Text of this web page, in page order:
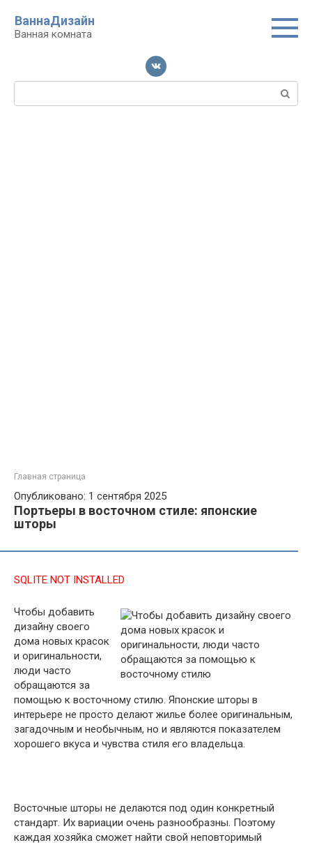
контенту
ВаннаДизайн
Ванная комната
Поиск:
Главная страница
Опубликовано: 1 сентября 2025
Портьеры в восточном стиле: японские
шторы
SQLITE NOT INSTALLED
Чтобы добавить
дизайну своего
дома новых красок
и оригинальности,
люди часто
обращаются за
помощью к восточному стилю. Японские шторы в
интерьере не просто делают жилье более оригинальным,
загадочным и необычным, но и являются показателем
хорошего вкуса и чувства стиля его владельца.
Восточные шторы не делаются под один конкретный
стандарт. Их вариации очень разнообразны. Поэтому
каждая хозяйка сможет найти свой неповторимый